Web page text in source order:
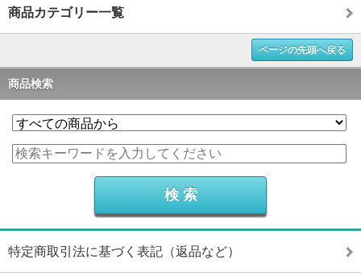
商品カテゴリー一覧
ページの先頭へ戻る
商品検索
特定商取引法に基づく表記（返品など）